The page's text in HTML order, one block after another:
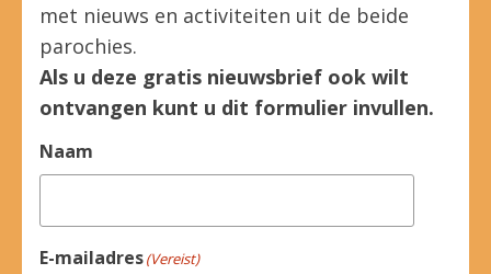
met nieuws en activiteiten uit de beide
parochies.
Als u deze gratis nieuwsbrief ook wilt
ontvangen kunt u dit formulier invullen.
Naam
E-mailadres(Vereist)